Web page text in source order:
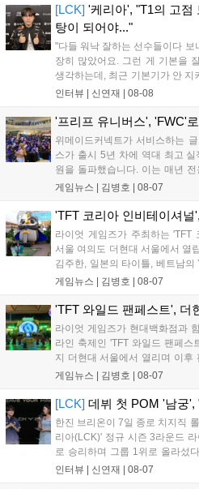
상 'Grand Theft Auto VI: An
이다....
[LCK] '케리아', "T1의 고점
탕이 되어야..."
"다들 워낙 잘하는 선수들이다 보
장히 많았어요. 그런 게 기본을
생각하는데, 최근 기본기가 안 지
를 추구하다 보니까 팀적으로 안
LoL 챔피언스 코리아(LCK)'...
인터뷰 | 신연재 | 08-08
'프리프 유니버스', 'FWC'
위메이드커넥트가 서비스하는
스가 출시 5년 차에 역대 최고
원을 돌파했습니다. 이는 매년
스포츠 대회 FWC의 영향이 큽니
은 전년 대비 매출과 이용자 지표
FWC 그랜드 파이널이 개최될
통해 커뮤니티 중심의 장기 성장
게임뉴스 | 김병호 | 08-07
'TFT 코리아 인비테이셔널
라이엇 게임즈가 주최하는 'TFT
서울 여의도 더현대 서울에서 열
김주한, 일본의 타이틀, 베트남
는 소속팀 없이 개인 자격으로
17일까지 이어지는 이번 행사는
거리를 제공하며, 이후 현대백화
니다. 연말에는 라스베이거스 오
게임뉴스 | 김병호 | 08-07
'TFT 와일드 팬페스트', 더
라이엇 게임즈가 현대백화점과
라인 축제인 'TFT 와일드 팬페
지 더현대 서울에서 열리며 이후
는 체험, 스페셜, 무대 존이 마련
연 등 다채로운 일정이 준비되
게임뉴스 | 김병호 | 08-07
[LCK] 데뷔 첫 POM '남궁',
한진 브리온이 7일 종로 치지직
리아(LCK)' 정규 시즌 3라운드
로 승리하며 그룹 1위로 올라섰
들어내면서 이어질 4라운드에
인터뷰 | 신연재 | 08-07